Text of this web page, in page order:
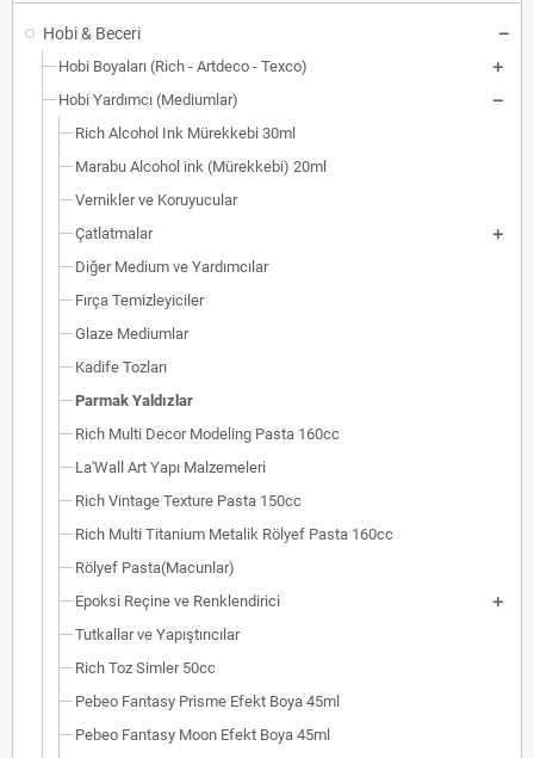
Hobi & Beceri
Hobi Boyaları (Rich - Artdeco - Texco)
Hobi Yardımcı (Mediumlar)
Rich Alcohol Ink Mürekkebi 30ml
Marabu Alcohol ink (Mürekkebi) 20ml
Vernikler ve Koruyucular
Çatlatmalar
Diğer Medium ve Yardımcılar
Fırça Temizleyiciler
Glaze Mediumlar
Kadife Tozları
Parmak Yaldızlar
Rich Multi Decor Modeling Pasta 160cc
La'Wall Art Yapı Malzemeleri
Rich Vintage Texture Pasta 150cc
Rich Multi Titanium Metalik Rölyef Pasta 160cc
Rölyef Pasta(Macunlar)
Epoksi Reçine ve Renklendirici
Tutkallar ve Yapıştırıcılar
Rich Toz Simler 50cc
Pebeo Fantasy Prisme Efekt Boya 45ml
Pebeo Fantasy Moon Efekt Boya 45ml